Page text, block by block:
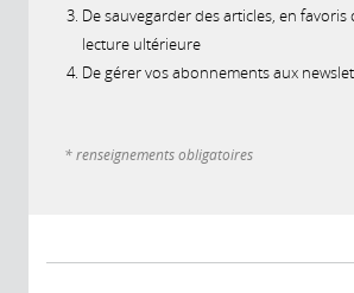
De sauvegarder des articles, en
lecture ultérieure
De gérer vos abonnements aux
* renseignements obligatoires